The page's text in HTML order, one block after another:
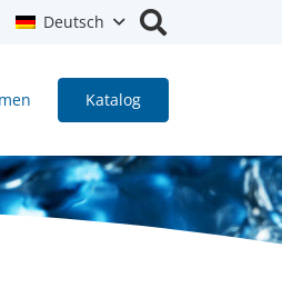
Deutsch
Katalog